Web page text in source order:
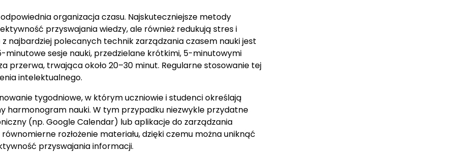
organizacja czasu. Najskuteczniejsze metody
przyswajania wiedzy, ale również redukują stres i
najbardziej polecanych technik zarządzania czasem nauki jest
sesje nauki, przedzielane krótkimi, 5-minutowymi
przerwa, trwająca około 20–30 minut. Regularne stosowanie tej
intelektualnego.
tygodniowe, w którym uczniowie i studenci określają
harmonogram nauki. W tym przypadku niezwykle przydatne
(np. Google Calendar) lub aplikacje do zarządzania
rozłożenie materiału, dzięki czemu można uniknąć
przyswajania informacji.